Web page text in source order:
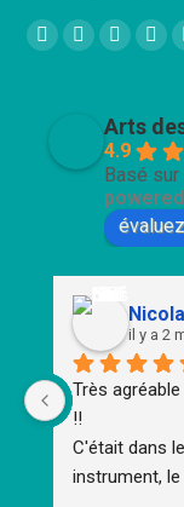
Trouvez nous sur :
Facebook
new
X
new
window
YouTube
in
new
window
in
new
Arts
4.9
Basé
il y a 2
Très
!!
C'était dans
instrument,